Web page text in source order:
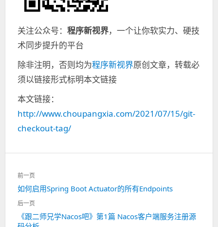
关注公众号： 程序新视界，一个让你软实力、硬技
术同步提升的平台
除非注明，否则均为程序新视界原创文章，转载必
须以链接形式标明本文链接
本文链接：
http://www.choupangxia.com/2021/07/15/git-
checkout-tag/
文
章
导
航
前一页
上
一
篇：
如何启用Spring Boot Actuator的所有Endpoints
后一页
下
《跟二师兄学Nacos吧》第1篇 Nacos客户端服务注册源